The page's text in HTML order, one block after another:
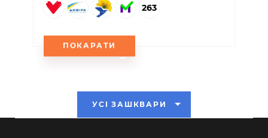
263
ПОКАРАТИ
УСІ ЗАШКВАРИ